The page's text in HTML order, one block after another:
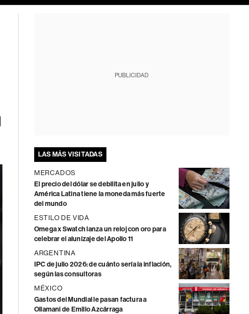
PUBLICIDAD
LAS MÁS VISITADAS
MERCADOS
El precio del dólar se debilita en julio y
América Latina tiene la moneda más fuerte
del mundo
ESTILO DE VIDA
Omega x Swatch lanza un reloj con oro para
celebrar el alunizaje del Apollo 11
ARGENTINA
IPC de julio 2026: de cuánto sería la inflación,
según las consultoras
MÉXICO
Gastos del Mundial le pasan factura a
Ollamani de Emilio Azcárraga